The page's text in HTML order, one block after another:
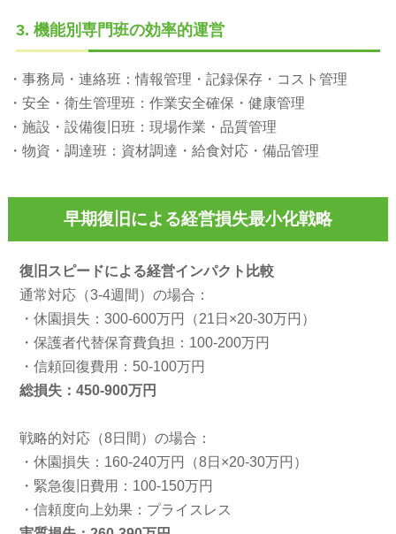
3. 機能別専門班の効率的運営
・事務局・連絡班：情報管理・記録保存・コスト管理
・安全・衛生管理班：作業安全確保・健康管理
・施設・設備復旧班：現場作業・品質管理
・物資・調達班：資材調達・給食対応・備品管理
早期復旧による経営損失最小化戦略
復旧スピードによる経営インパクト比較
通常対応（3-4週間）の場合：
・休園損失：300-600万円（21日×20-30万円）
・保護者代替保育費負担：100-200万円
・信頼回復費用：50-100万円
総損失：450-900万円
戦略的対応（8日間）の場合：
・休園損失：160-240万円（8日×20-30万円）
・緊急復旧費用：100-150万円
・信頼度向上効果：プライスレス